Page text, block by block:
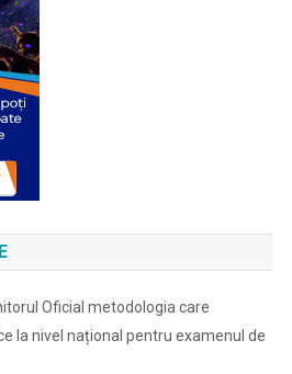
Oficial metodologia care
la nivel național pentru examenul de